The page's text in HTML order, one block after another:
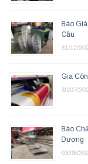
Báo
Cầu
31/12/
Gia
30/07/
Bào
Dương
03/06/